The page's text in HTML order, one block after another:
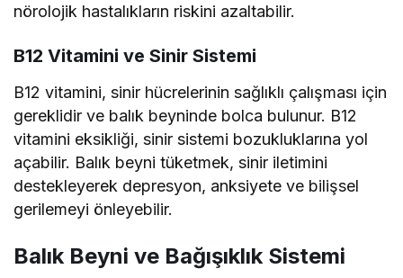
nörolojik hastalıkların riskini azaltabilir.
B12 Vitamini ve Sinir Sistemi
B12 vitamini, sinir hücrelerinin sağlıklı çalışması için
gereklidir ve balık beyninde bolca bulunur. B12
vitamini eksikliği, sinir sistemi bozukluklarına yol
açabilir. Balık beyni tüketmek, sinir iletimini
destekleyerek depresyon, anksiyete ve bilişsel
gerilemeyi önleyebilir.
Balık Beyni ve Bağışıklık Sistemi